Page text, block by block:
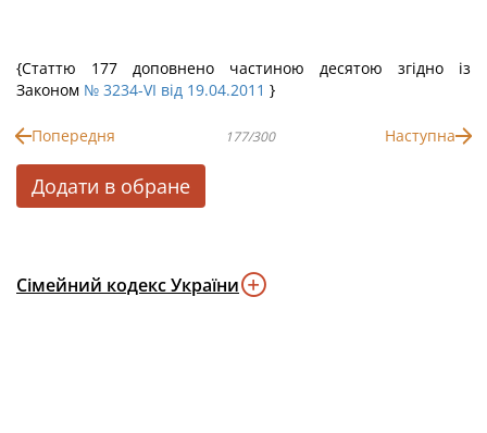
{Статтю 177 доповнено частиною десятою згідно із
Законом № 3234-VI від 19.04.2011 }
Попередня 177/300 Наступна
Додати в обране
Сімейний кодекс України